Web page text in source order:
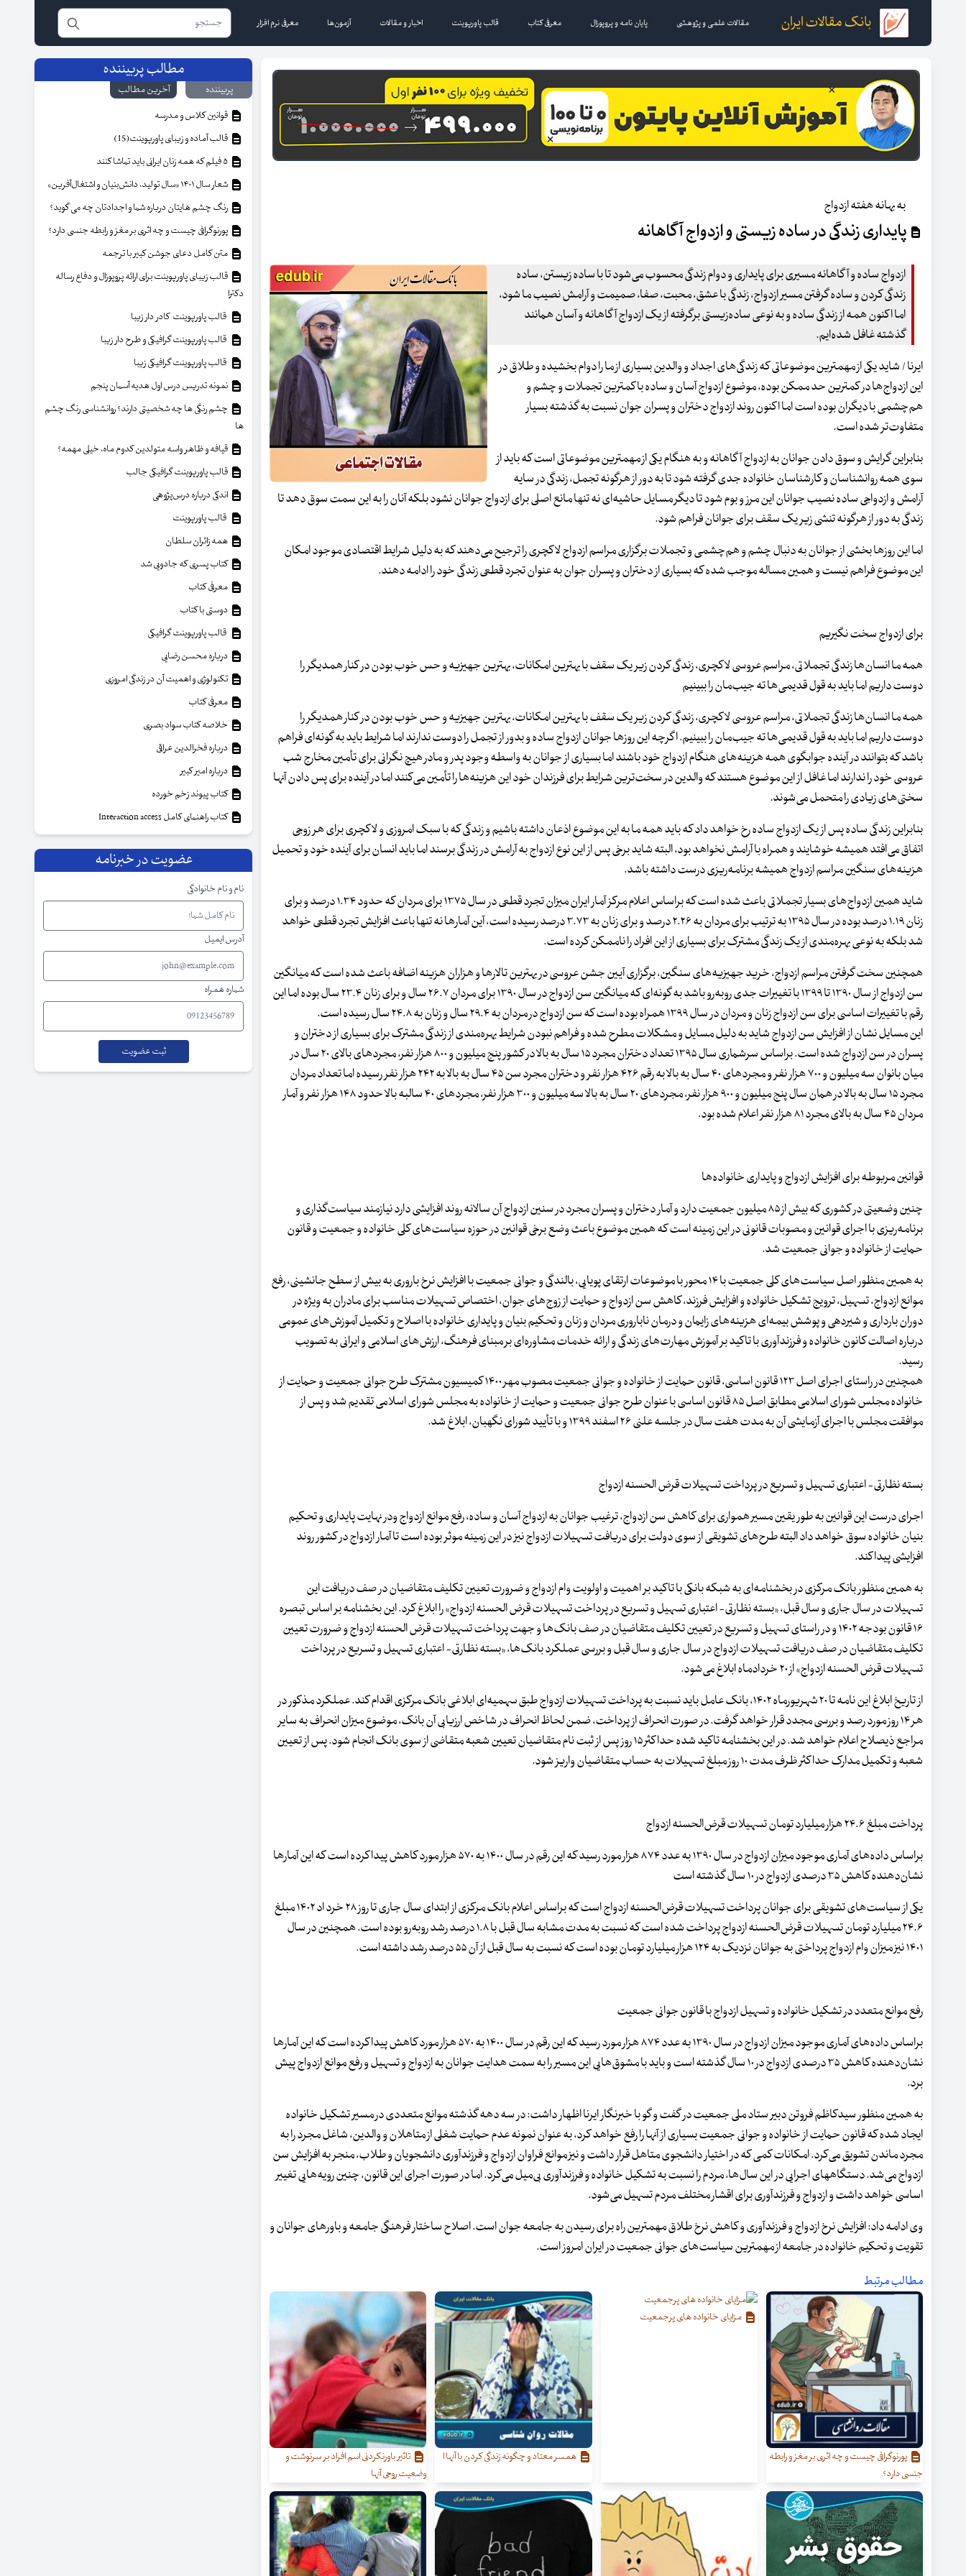
بانک مقالات ایران مقالات علمی و پژوهشی پایان نامه و پروپوزال معرفی کتاب قالب پاورپوینت اخبار و مقالات آزمون‌ها معرفی نرم افزار
به بهانه هفته ازدواج
پایداری زندگی در ساده زیستی و ازدواج آگاهانه
ازدواج ساده و آگاهانه مسیری برای پایداری و دوام زندگی محسوب می‌شود تا با ساده زیستن، ساده
زندگی کردن و ساده گرفتن مسیر ازدواج، زندگی با عشق، محبت، صفا، صمیمت و آرامش نصیب ما شود،
اما اکنون همه از زندگی ساده و به نوعی ساده‌زیستی برگرفته از یک ازدواج آگاهانه و آسان همانند
گذشته غافل شده‌ایم.
ایرنا / شاید یکی از مهمترین موضوعاتی که زندگی‌های اجداد و والدین بسیاری از ما را دوام بخشیده و طلاق در
این ازدواج‌ها در کمترین حد ممکن بوده، موضوع ازدواج آسان و ساده با کمترین تجملات و چشم و
هم‌چشمی با دیگران بوده است اما اکنون روند ازدواج دختران و پسران جوان نسبت به گذشته بسیار
متفاوت‌تر شده است.
بنابراین گرایش و سوق دادن جوانان به ازدواج آگاهانه و به هنگام یکی از مهمترین موضوعاتی است که باید از
سوی همه روانشناسان و کارشناسان خانواده جدی گرفته شود تا به دور از هرگونه تجمل، زندگی در سایه
آرامش و ازدواجی ساده نصیب جوانان این مرز و بوم شود تا دیگر مسایل حاشیه‌ای نه تنها مانع اصلی برای ازدواج جوانان نشود بلکه آنان را به این سمت سوق دهد تا
زندگی به دور از هرگونه تنشی زیر یک سقف برای جوانان فراهم شود.
اما این روزها بخشی از جوانان به دنبال چشم و هم‌چشمی و تجملات برگزاری مراسم ازدواج لاکچری را ترجیح می‌دهند که به دلیل شرایط اقتصادی موجود امکان
این موضوع فراهم نیست و همین مساله موجب شده که بسیاری از دختران و پسران جوان به عنوان تجرد قطعی زندگی خود را ادامه دهند.
برای ازدواج سخت نگیریم
همه ما انسان‌ها زندگی تجملاتی، مراسم عروسی لاکچری، زندگی کردن زیر یک سقف با بهترین امکانات، بهترین جهیزیه و حس خوب بودن در کنار همدیگر را
دوست داریم اما باید به قول قدیمی‌ها ته جیب‌مان را ببینیم
همه ما انسان‌ها زندگی تجملاتی، مراسم عروسی لاکچری، زندگی کردن زیر یک سقف با بهترین امکانات، بهترین جهیزیه و حس خوب بودن در کنار همدیگر را
دوست داریم اما باید به قول قدیمی‌ها ته جیب‌مان را ببینیم. اگرچه این روزها جوانان ازدواج ساده و بدور از تجمل را دوست ندارند اما شرایط باید به گونه‌ای فراهم
باشد که بتوانند در آینده جوابگوی همه هزینه‌های هنگام ازدواج خود باشند اما بسیاری از جوانان به واسطه وجود پدر و مادر هیچ نگرانی برای تأمین مخارج شب
عروسی خود را ندارند اما غافل از این موضوع هستند که والدین در سخت‌ترین شرایط برای فرزندان خود این هزینه‌ها را تأمین می‌کنند اما در آینده برای پس دادن آنها
سختی‌های زیادی را متحمل می‌شوند.
بنابراین زندگی ساده پس از یک ازدواج ساده رخ خواهد داد که باید همه ما به این موضوع اذعان داشته باشیم و زندگی که با سبک امروزی و لاکچری برای هر زوجی
اتفاق می‌افتد همیشه خوشایند و همراه با آرامش نخواهد بود، البته شاید برخی پس از این نوع ازدواج به آرامش در زندگی برسند اما باید انسان برای آینده خود و تحمیل
هزینه‌های سنگین مراسم ازدواج همیشه برنامه‌ریزی درست داشته باشد.
شاید همین ازدواج‌های بسیار تجملاتی باعث شده است که براساس اعلام مرکز آمار ایران میزان تجرد قطعی در سال ۱۳۷۵ برای مردان که حدود ۱.۳۴ درصد و برای
زنان ۱.۱۹ درصد بوده در سال ۱۳۹۵ به ترتیب برای مردان به ۲.۲۶ درصد و برای زنان به ۳.۷۳ درصد رسیده است، آین آمارها نه تنها باعث افزایش تجرد قطعی خواهد
شد بلکه به نوعی بهره‌مندی از یک زندگی مشترک برای بسیاری از این افراد را ناممکن کرده است.
همچنین سخت گرفتن مراسم ازدواج، خرید جهیزیه‌های سنگین، برگزاری آیین جشن عروسی در بهترین تالارها و هزاران هزینه‌ اضافه باعث شده است که میانگین
سن ازدواج از سال ۱۳۹۰ تا ۱۳۹۹ با تغییرات جدی روبه‌رو باشد به گونه‌ای که میانگین سن ازدواج در سال ۱۳۹۰ برای مردان ۲۶.۷ سال و برای زنان ۲۳.۴ سال بوده اما این
رقم با تغییرات اساسی برای سن ازدواج زنان و مردان در سال ۱۳۹۹ همراه بوده است که سن ازدواج در مردان به ۲۹.۴ سال و زنان به ۲۴.۸ سال رسیده است.
این مسایل نشان از افزایش سن ازدواج شاید به دلیل مسایل و مشکلات مطرح شده و فراهم نبودن شرایط بهره‌مندی از زندگی مشترک برای بسیاری از دختران و
پسران در سن ازدواج شده است. براساس سرشماری سال ۱۳۹۵ تعداد دختران مجرد ۱۵ سال به بالا در کشور پنج میلیون و ۸۰۰ هزار نفر، مجردهای بالای ۲۰ سال در
میان بانوان سه میلیون و ۷۰۰ هزار نفر و مجردهای ۴۰ سال به بالا به رقم ۴۲۶ هزار نفر و دختران مجرد سن ۴۵ سال به بالا به ۲۴۲ هزار نفر رسیده اما تعداد مردان
مجرد ۱۵ سال به بالا در همان سال پنج میلیون و ۹۰۰ هزار نفر، مجردهای ۲۰ سال به بالا سه میلیون و ۳۰۰ هزار نفر، مجردهای ۴۰ سالبه بالا حدود ۱۴۸ هزار نفر و آمار
مردان ۴۵ سال به بالای مجرد ۸۱ هزار نفر اعلام شده بود.
قوانین مربوطه برای افزایش ازدواج و پایداری خانواده‌ها
چنین وضعیتی در کشوری که بیش از ۸۵ میلیون جمعیت دارد و آمار دختران و پسران مجرد در سنین ازدواج آن سالانه روند افزایشی دارد نیازمند سیاست‌گذاری و
برنامه‌ریزی با اجرای قوانین و مصوبات قانونی در این زمینه است که همین موضوع باعث وضع برخی قوانین در حوزه سیاست‌های کلی خانواده و جمعیت و قانون
حمایت از خانواده و جوانی جمعیت شد.
به همین منظور اصل سیاست‌های کلی جمعیت با ۱۴ محور با موضوعات ارتقای پویایی، بالندگی و جوانی جمعیت با افزایش نرخ باروری به بیش از سطح جانشینی، رفع
موانع ازدواج، تسهیل، ترویج تشکیل خانواده و افزایش فرزند، کاهش سن ازدواج و حمایت از زوج‌های جوان، اختصاص تسهیلات مناسب برای مادران به ویژه در
دوران بارداری و شیردهی و پوشش بیمه‌ای هزینه‌های زایمان و درمان ناباروری مردان و زنان و تحکیم بنیان و پایداری خانواده با اصلاح و تکمیل آموزش‌های عمومی
درباره اصالت کانون خانواده و فرزندآوری با تاکید بر آموزش مهارت‌های زندگی و ارائه خدمات مشاوره‌ای بر مبنای فرهنگ، ارزش‌های اسلامی و ایرانی به تصویب
رسید.
همچنین در راستای اجرای اصل ۱۲۳ قانون اساسی، قانون حمایت از خانواده و جوانی جمعیت مصوب مهر ۱۴۰۰ کمیسیون مشترک طرح جوانی جمعیت و حمایت از
خانواده مجلس شورای اسلامی مطابق اصل ۸۵ قانون اساسی با عنوان طرح جوانی جمعیت و حمایت از خانواده به مجلس شورای اسلامی تقدیم شد و پس از
موافقت مجلس با اجرای آزمایشی آن به مدت هفت سال در جلسه علنی ۲۶ اسفند ۱۳۹۹ و با تأیید شورای نگهبان، ابلاغ شد.
بسته نظارتی‌- اعتباری تسهیل و تسریع در پرداخت تسهیلات قرض الحسنه ازدواج
اجرای درست این قوانین به طور یقین مسیر همواری برای کاهش سن ازدواج، ترغیب جوانان به ازدواج آسان و ساده، رفع موانع ازدواج ودر نهایت پایداری و تحکیم
بنیان خانواده سوق خواهد داد البته طرح‌های تشویقی از سوی دولت برای دریافت تسهیلات ازدواج نیز در این زمینه موثر بوده است تا آمار ازدواج در کشور روند
افزایشی پیدا کند.
به همین منظور بانک مرکزی در بخشنامه‌ای به شبکه بانکی با تاکید بر اهمیت و اولویت وام ازدواج و ضرورت تعیین تکلیف متقاضیان در صف دریافت این
تسهیلات در سال جاری و سال قبل، «بسته نظارتی‌- اعتباری تسهیل و تسریع در پرداخت تسهیلات قرض الحسنه ازدواج» را ابلاغ کرد. این بخشنامه بر اساس تبصره
۱۶ قانون بودجه ۱۴۰۲ و در راستای تسهیل و تسریع در تعیین تکلیف متقاضیان در صف بانک‌ها و جهت پرداخت تسهیلات قرض الحسنه ازدواج و ضرورت تعیین
تکلیف متقاضیان در صف دریافت تسهیلات ازدواج در سال جاری و سال قبل و بررسی عملکرد بانک‌ها، «بسته نظارتی‌- اعتباری تسهیل و تسریع در پرداخت
تسهیلات قرض الحسنه ازدواج» از ۲۰ خردادماه ابلاغ می‌شود.
از تاریخ ابلاغ این نامه تا ۲۰ شهریورماه ۱۴۰۲، بانک عامل باید نسبت به پرداخت تسهیلات ازدواج طبق سهمیه‌ای ابلاغی بانک مرکزی اقدام کند. عملکرد مذکور در
هر ۱۴ روز مورد رصد و بررسی مجدد قرار خواهد گرفت. در صورت انحراف از پرداخت، ضمن لحاظ انحراف در شاخص ارزیابی آن بانک، موضوع میزان انحراف به سایر
مراجع ذیصلاح اعلام خواهد شد. در این بخشنامه تاکید شده حداکثر ۱۵ روز پس از ثبت نام متقاضیان تعیین شعبه متقاضی از سوی بانک انجام شود. پس از تعیین
شعبه و تکمیل مدارک حداکثر ظرف مدت ۱۰ روز مبلغ تسهیلات به حساب متقاضیان واریز شود.
پرداخت مبلغ ۲۴.۶ هزار میلیارد تومان تسهیلات قرض‌الحسنه ازدواج
براساس داده‌های آماری موجود میزان ازدواج در سال ۱۳۹۰ به عدد ۸۷۴ هزار مورد رسید که این رقم در سال ۱۴۰۰ به ۵۷۰ هزار مورد کاهش پیدا کرده است که این آمارها
نشان‌دهنده کاهش ۳۵ درصدی ازدواج در ۱۰ سال گذشته است
یکی از سیاست‌های تشویقی برای جوانان پرداخت تسهیلات قرض‌الحسنه ازدواج است که براساس اعلام بانک مرکزی از ابتدای سال جاری تا روز ۲۸ خرد اد ۱۴۰۲ مبلغ
۲۴.۶ میلیارد تومان تسهیلات قرض‌الحسنه ازدواج پرداخت شده است که نسبت به مدت مشابه سال قبل با ۱.۸ درصد رشد روبه‌رو بوده است. همچنین در سال
۱۴۰۱ نیز میزان وام ازدواج پرداختی به جوانان نزدیک به ۱۲۴ هزار میلیارد تومان بوده است که نسبت به سال قبل از آن ۵۵ درصد رشد داشته است.
رفع موانع متعدد در تشکیل خانواده و تسهیل ازدواج با قانون جوانی جمعیت
براساس داده‌های آماری موجود میزان ازدواج در سال ۱۳۹۰ به عدد ۸۷۴ هزار مورد رسید که این رقم در سال ۱۴۰۰ به ۵۷۰ هزار مورد کاهش پیدا کرده است که این آمارها
نشان‌دهنده کاهش ۳۵ درصدی ازدواج در ۱۰ سال گذشته است و باید با مشوق‌هایی این مسیر را به سمت هدایت جوانان به ازدواج و تسهیل و رفع موانع ازدواج پیش
برد.
به همین منظور سیدکاظم فروتن دبیر ستاد ملی جمعیت در گفت و گو با خبرنگار ایرنا اظهار داشت: در سه دهه گذشته موانع متعددی در مسیر تشکیل خانواده
ایجاد شده که قانون حمایت از خانواده و جوانی جمعیت بسیاری از آنها را رفع خواهد کرد، به عنوان نمونه عدم حمایت شغلی از متاهلان و والدین، شاغل مجرد را به
مجرد ماندن تشویق می‌کرد. امکانات کمی که در اختیار دانشجوی متاهل قرار داشت و نیز موانع فراوان ازدواج و فرزندآوری دانشجویان و طلاب، منجر به افزایش سن
ازدواج می‌شد. دستگاههای اجرایی در این سال‌ها، مردم را نسبت به تشکیل خانواده و فرزندآوری بی‌میل می‌کرد. اما در صورت اجرای این قانون، چنین رویه‌هایی تغییر
اساسی خواهد داشت و ازدواج و فرزندآوری برای اقشار مختلف مردم تسهیل می‌شود.
وی ادامه داد: افزایش نرخ ازدواج و فرزندآوری و کاهش نرخ طلاق مهمترین راه برای رسیدن به جامعه جوان است. اصلاح ساختار فرهنگی جامعه و باورهای جوانان و
تقویت و تحکیم خانواده در جامعه از مهمترین سیاست‌های جوانی جمعیت در ایران امروز است.
مطالب مرتبط
پورنوگرافی چیست و چه اثری بر مغز و رابطه
جنسی دارد؟
مزایای خانواده های پرجمعیت
همسر معتاد و چگونه زندگی کردن با آنها ا
تاثیر باورنکردنی اسم افراد بر سرنوشت و
وضعیت روحی آنها
مطالب پربیننده
پربیننده
آخرین مطالب
قوانین کلاس و مدرسه
قالب آماده و زیبای پاورپوینت(15)
شعار سال ۱۴۰۱ «سال تولید، دانش‌بنیان و اشتغال‌آفرین»
رنگ چشم هایتان درباره شما و اجدادتان چه می گوید؟
پورنوگرافی چیست و چه اثری بر مغز و رابطه جنسی دارد؟
متن کامل دعای جوشن کبیر با ترجمه
قالب زیبای پاورپوینت برای ارائه پروپوزال و دفاع رساله
دکترا
قالب پاورپوینت کادر دار زیبا
قالب پاورپوینت گرافیکی و طرح دار زیبا
قالب پاورپوینت گرافیکی زیبا
نمونه تدریس درس اول هدیه آسمان پنجم
چشم رنگی ها چه شخصیتی دارند؟ روانشناسی رنگ چشم
ها
قیافه و ظاهر واسه متولدین کدوم ماه، خیلی مهمه؟
قالب پاورپوینت گرافیکی جالب
اندکی درباره درس‌پژوهی
قالب پاورپوینت
همه زائران سلطان
کتاب پسری که جادویی شد
معرفی کتاب
دوستی با کتاب
قالب پاورپوینت گرافیکی
درباره محسن رضایی
تکنولوژی و اهمیت آن در زندگی امروزی
معرفی کتاب
خلاصه کتاب سواد بصری
درباره فخرالدین عراقی
درباره امیر کبیر
کتاب پیوند زخم خورده
کتاب راهنمای کامل Interaction access
عضویت در خبرنامه
نام و نام خانوادگی
آدرس ایمیل
شماره همراه